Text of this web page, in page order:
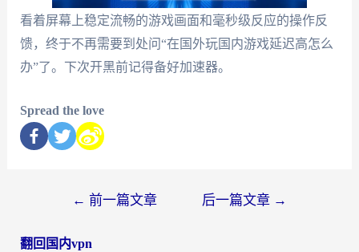
看着屏幕上稳定流畅的游戏画面和毫秒级反应的操作反
馈，终于不再需要到处问“在国外玩国内游戏延迟高怎么
办”了。下次开黑前记得备好加速器。
Spread the love
← 前一篇文章 后一篇文章 →
翻回国内vpn